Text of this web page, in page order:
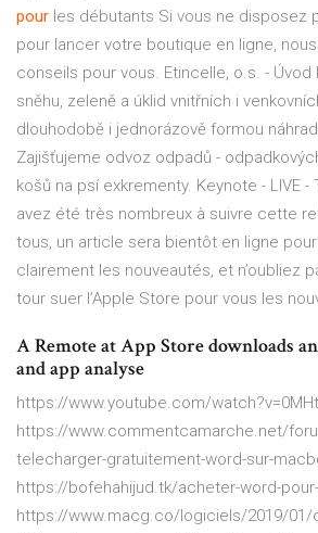
pour les débutants Si vous ne disposez
pour lancer votre boutique en ligne,
conseils pour vous. Etincelle, o.s. - Úvod
sněhu, zeleně a úklid vnitřních i
dlouhodobě i jednorázově formou
Zajišťujeme odvoz odpadů -
košů na psí exkrementy. Keynote - LIVE
avez été très nombreux à suivre cette
tous, un article sera bientôt en ligne
clairement les nouveautés, et n’oubliez
tour suer l’Apple Store pour vous les
A Remote at App Store downloads
and app analyse
https://www.youtube.com/
https://www.commentcamarche.net/
telecharger-gratuitement-word-sur-
https://bofehahijud.tk/acheter-word-
https://www.macg.co/logiciels/2019/01/